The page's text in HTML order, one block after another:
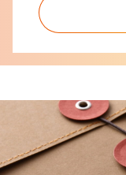
令和7年7月3日に発生
害を受けられた地域の皆
2025.03.28
令和7年3月23日に発生
まへ